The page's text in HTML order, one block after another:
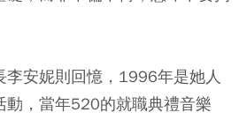
李安妮則回憶，1996年是她人
動，當年520的就職典禮音樂